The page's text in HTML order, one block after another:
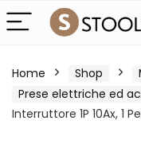
Home Shop
Prese elettriche ed
Interruttore 1P 10Ax, 1